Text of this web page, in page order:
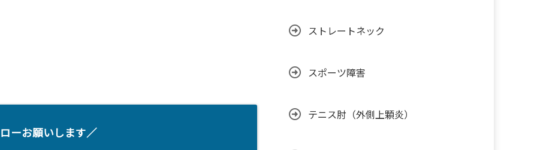
ーお願いします／
ストレートネック
スポーツ障害
テニス肘（外側上顆炎）